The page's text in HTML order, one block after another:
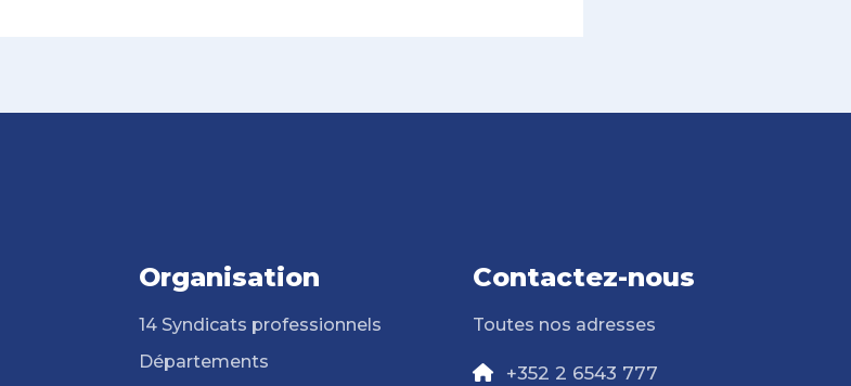
Organisation
14 Syndicats professionnels
Départements
Contactez-nous
Toutes nos adresses
+352 2 6543 777